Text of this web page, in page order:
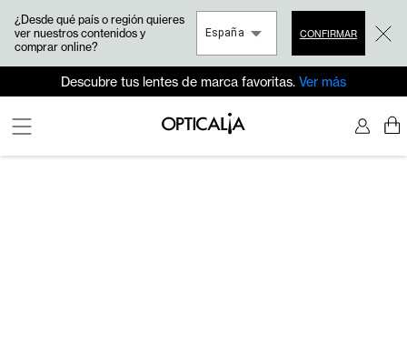
¿Desde qué país o región quieres
ver nuestros contenidos y
comprar online?
España CONFIRMAR
Descubre tus lentes de marca favoritas. Ver más